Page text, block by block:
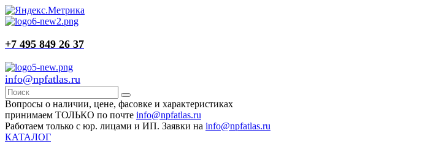
+7 495 849 26 37
info@npfatlas.ru
Вопросы о наличии, цене, фасовке и характеристиках
принимаем ТОЛЬКО по почте info@npfatlas.ru
Работаем только с юр. лицами и ИП. Заявки на info@npfatlas.ru
КАТАЛОГ